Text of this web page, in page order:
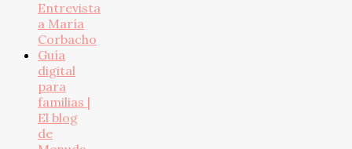
Entrevista
a María
Corbacho
Guía
digital
para
familias |
El blog
de